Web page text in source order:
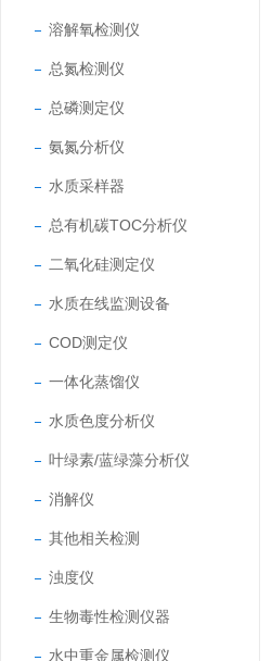
溶解氧检测仪
总氮检测仪
总磷测定仪
氨氮分析仪
水质采样器
总有机碳TOC分析仪
二氧化硅测定仪
水质在线监测设备
COD测定仪
一体化蒸馏仪
水质色度分析仪
叶绿素/蓝绿藻分析仪
消解仪
其他相关检测
浊度仪
生物毒性检测仪器
水中重金属检测仪